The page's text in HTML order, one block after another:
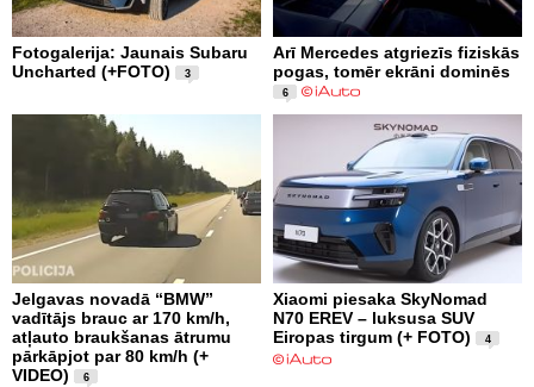
Fotogalerija: Jaunais Subaru
Uncharted (+FOTO)
3
Arī Mercedes atgriezīs fiziskās
pogas, tomēr ekrāni dominēs
6
Jelgavas novadā “BMW”
vadītājs brauc ar 170 km/h,
atļauto braukšanas ātrumu
pārkāpjot par 80 km/h (+
VIDEO)
6
Xiaomi piesaka SkyNomad
N70 EREV – luksusa SUV
Eiropas tirgum (+ FOTO)
4